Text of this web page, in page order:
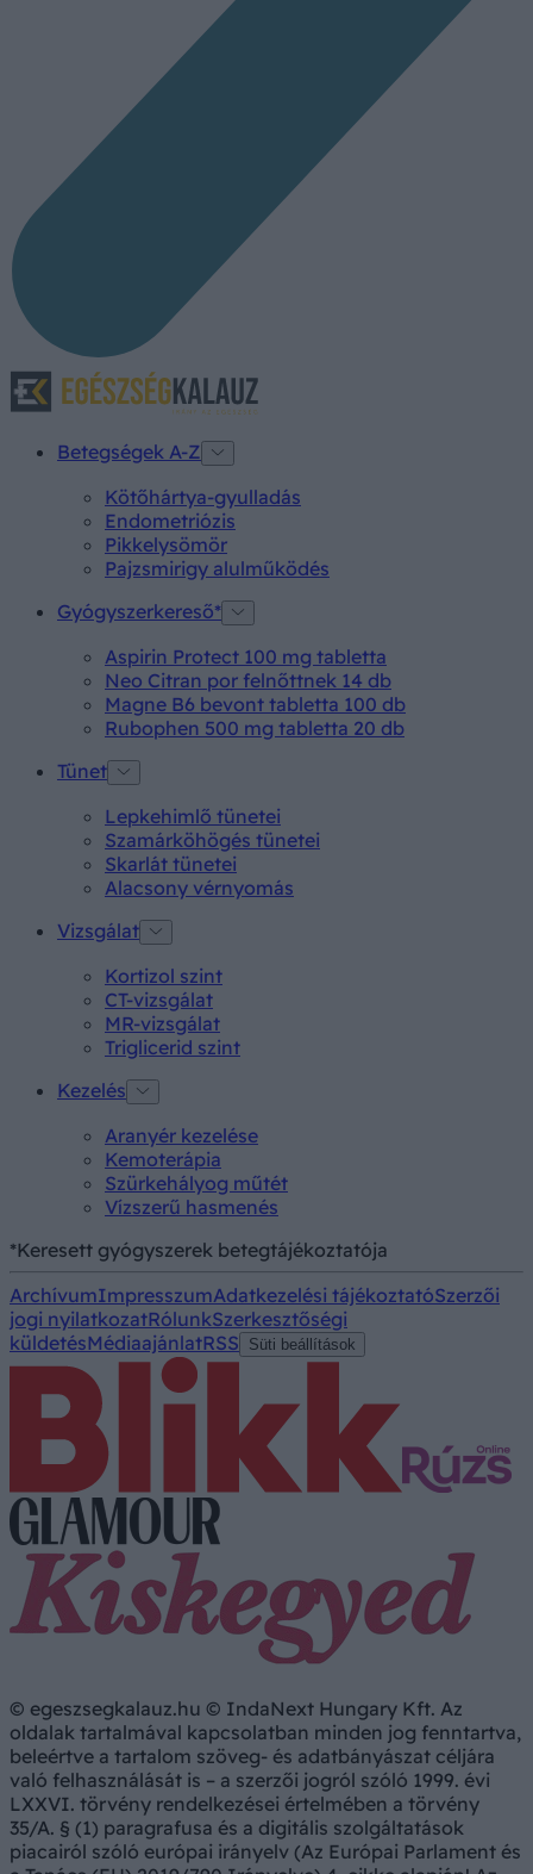
Betegségek A-Z
Kötőhártya-gyulladás
Endometriózis
Pikkelysömör
Pajzsmirigy alulműködés
Gyógyszerkereső*
Aspirin Protect 100 mg tabletta
Neo Citran por felnőttnek 14 db
Magne B6 bevont tabletta 100 db
Rubophen 500 mg tabletta 20 db
Tünet
Lepkehimlő tünetei
Szamárköhögés tünetei
Skarlát tünetei
Alacsony vérnyomás
Vizsgálat
Kortizol szint
CT-vizsgálat
MR-vizsgálat
Triglicerid szint
Kezelés
Aranyér kezelése
Kemoterápia
Szürkehályog műtét
Vízszerű hasmenés
*Keresett gyógyszerek betegtájékoztatója
ArchívumImpresszumAdatkezelési tájékoztatóSzerzői
jogi nyilatkozatRólunkSzerkesztőségi
küldetésMédiaajánlatRSS Süti beállítások
© egeszsegkalauz.hu © IndaNext Hungary Kft. Az
oldalak tartalmával kapcsolatban minden jog fenntartva,
beleértve a tartalom szöveg- és adatbányászat céljára
való felhasználását is – a szerzői jogról szóló 1999. évi
LXXVI. törvény rendelkezései értelmében a törvény
35/A. § (1) paragrafusa és a digitális szolgáltatások
piacairól szóló európai irányelv (Az Európai Parlament és